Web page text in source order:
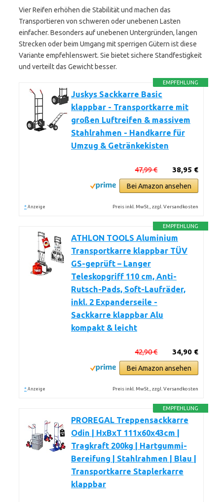
Vier Reifen erhöhen die Stabilität und machen das
Transportieren von schweren oder unebenen Lasten
einfacher. Besonders auf unebenen Untergründen, langen
Strecken oder beim Umgang mit sperrigen Gütern ist diese
Variante empfehlenswert. Sie bietet sichere Standfestigkeit
und verteilt das Gewicht besser.
EMPFEHLUNG
Juskys Sackkarre Basic
klappbar - Transportkarre mit
großen Luftreifen & massivem
Stahlrahmen - Handkarre für
Umzug & Getränkekisten
38,95 €
47,99 €
Bei Amazon ansehen
* Anzeige Preis inkl. MwSt., zzgl. Versandkosten
EMPFEHLUNG
ATHLON TOOLS Aluminium
Transportkarre klappbar TÜV
GS-geprüft – Langer
Teleskopgriff 110 cm, Anti-
Rutsch-Pads, Soft-Laufräder,
inkl. 2 Expanderseile -
Sackkarre klappbar Alu
kompakt & leicht
34,90 €
42,90 €
Bei Amazon ansehen
* Anzeige Preis inkl. MwSt., zzgl. Versandkosten
EMPFEHLUNG
PROREGAL Treppensackkarre
Odin | HxBxT 111x60x43cm |
Tragkraft 200kg | Hartgummi-
Bereifung | Stahlrahmen | Blau |
Transportkarre Staplerkarre
klappbar